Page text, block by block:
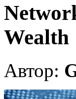
Wealth
Автор: